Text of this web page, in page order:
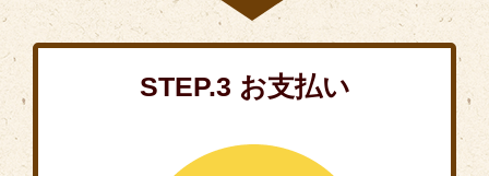
STEP.3 お支払い